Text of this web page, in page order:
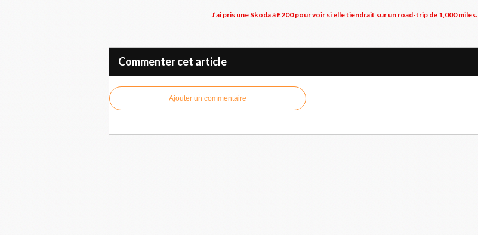
J’ai pris une Skoda à £200 pour voir si elle tiendrait sur un road-trip de 1,000 miles.
Commenter cet article
Ajouter un commentaire